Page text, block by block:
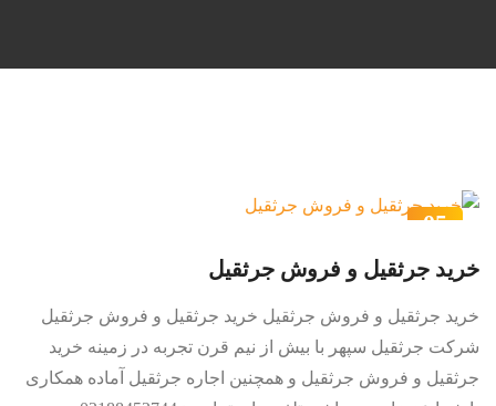
05
خرید جرثقیل و فروش جرثقیل
خرید جرثقیل و فروش جرثقیل خرید جرثقیل و فروش جرثقیل
شرکت جرثقیل سپهر با بیش از نیم قرن تجربه در زمینه خرید
جرثقیل و فروش جرثقیل و همچنین اجاره جرثقیل آماده همکاری